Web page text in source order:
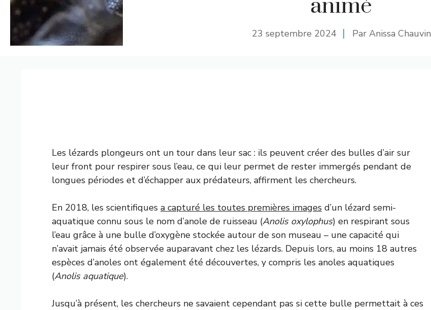
animé
23 septembre 2024 Par Anissa Chauvin
Les lézards plongeurs ont un tour dans leur sac : ils peuvent créer des bulles d’air sur
leur front pour respirer sous l’eau, ce qui leur permet de rester immergés pendant de
longues périodes et d’échapper aux prédateurs, affirment les chercheurs.
En 2018, les scientifiques a capturé les toutes premières images d’un lézard semi-
aquatique connu sous le nom d’anole de ruisseau (Anolis oxylophus) en respirant sous
l’eau grâce à une bulle d’oxygène stockée autour de son museau – une capacité qui
n’avait jamais été observée auparavant chez les lézards. Depuis lors, au moins 18 autres
espèces d’anoles ont également été découvertes, y compris les anoles aquatiques
(Anolis aquatique).
Jusqu’à présent, les chercheurs ne savaient cependant pas si cette bulle permettait à ces